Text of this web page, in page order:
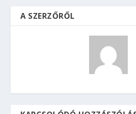
A SZERZŐRŐL